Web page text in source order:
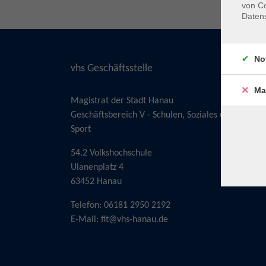
vhs Geschäftsstelle
Magistrat der Stadt Hanau
Geschäftsbereich V - Schulen, Soziales und
Sport
54.2 Volkshochschule
Ulanenplatz 4
63452 Hanau
Telefon: 06181 2950 2192
E-Mail: fit@vhs-hanau.de
von